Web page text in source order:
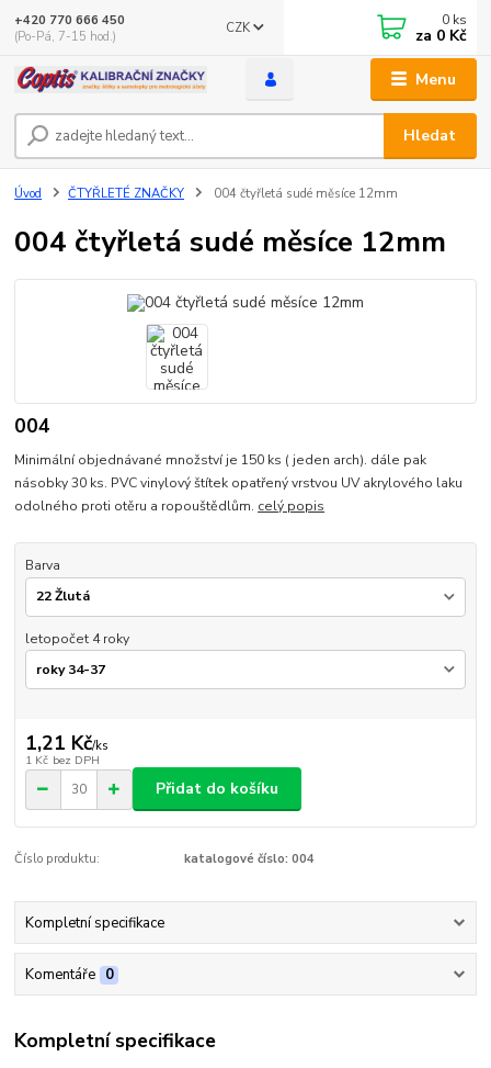
Menu
CZK
Hledat
+420 770 666 450
(Po-Pá, 7-15 hod.)
0 ks
za 0 Kč
Úvod ČTYŘLETÉ ZNAČKY 004 čtyřletá sudé měsíce 12mm
004 čtyřletá sudé měsíce 12mm
004
Minimální objednávané množství je 150 ks ( jeden arch). dále pak
násobky 30 ks. PVC vinylový štítek opatřený vrstvou UV akrylového laku
odolného proti otěru a ropouštědlům. celý popis
Barva
letopočet 4 roky
1,21 Kč/ks
1 Kč bez DPH
Přidat do košíku
Číslo produktu: katalogové číslo: 004
Kompletní specifikace
Komentáře 0
Kompletní specifikace